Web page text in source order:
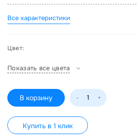
Все характеристики
Цвет:
Показать все цвета
В корзину - +
Купить в 1 клик